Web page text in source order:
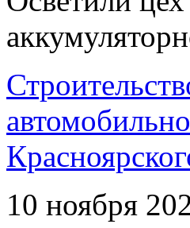
10 ноября